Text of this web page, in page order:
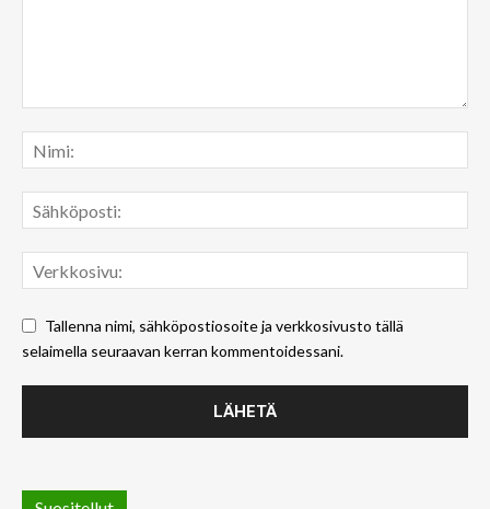
Tallenna nimi, sähköpostiosoite ja verkkosivusto tällä
selaimella seuraavan kerran kommentoidessani.